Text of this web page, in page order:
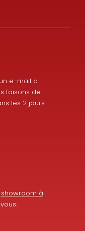
e-mail à
faisons de
les 2 jours
showroom à